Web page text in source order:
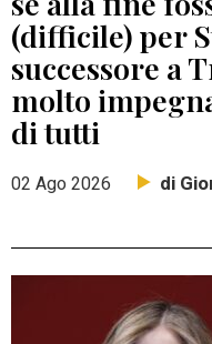
(difficile) per
successore a
molto
di tutti
02 Ago 2026 di